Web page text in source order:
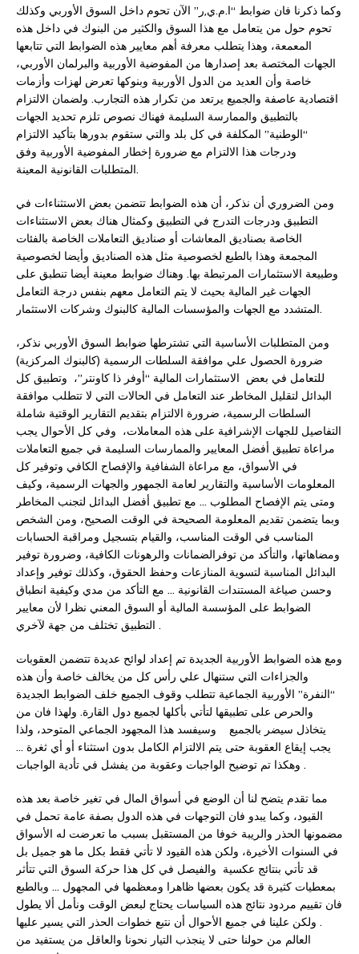
وكما ذكرنا فان ضوابط “ا.م.ي,ر” الآن تحوم داخل السوق الأوربي وكذلك
تحوم حول من يتعامل مع هذا السوق والكثير من البنوك في داخل هذه
المعمعة، وهذا يتطلب معرفة أهم معايير هذه الضوابط التي تتابعها
الجهات المختصة بعد إصدارها من المفوضية الأوربية والبرلمان الأوربي،
خاصة وأن العديد من الدول الأوربية وبنوكها تعرض لهزات وأزمات
اقتصادية عاصفة والجميع يرتعد من تكرار هذه التجارب. ولضمان الالتزام
بالتطبيق والممارسة السليمة فهناك نصوص تلزم تحديد الجهات
“الوطنية” المكلفة في كل بلد والتي ستقوم بدورها بتأكيد الالتزام
ودرجات هذا الالتزام مع ضرورة إخطار المفوضية الأوربية وفق
المتطلبات القانونية المعينة.
ومن الضروري أن نذكر، أن هذه الضوابط تتضمن بعض الاستثناءات في
التطبيق ودرجات التدرج في التطبيق وكمثال هناك بعض الاستثناءات
الخاصة بصناديق المعاشات أو صناديق التعاملات الخاصة بالفئات
المجمعة وهذا بالطبع لخصوصية مثل هذه الصناديق وأيضا لخصوصية
وطبيعة الاستثمارات المرتبطة بها. وهناك ضوابط معينة أيضا تنطبق على
الجهات غير المالية بحيث لا يتم التعامل معهم بنفس درجة التعامل
المتشدد مع الجهات والمؤسسات المالية كالبنوك وشركات الاستثمار.
ومن المتطلبات الأساسية التي تشترطها ضوابط السوق الأوربي نذكر،
ضرورة الحصول علي موافقة السلطات الرسمية (كالبنوك المركزية)
للتعامل في بعض الاستثمارات المالية “أوفر ذا كاونتر”، وتطبيق كل
البدائل لتقليل المخاطر عند التعامل في الحالات التي لا تتطلب موافقة
السلطات الرسمية، ضرورة الالتزام بتقديم التقارير الوقتية شاملة
التفاصيل للجهات الإشرافية على هذه المعاملات، وفي كل الأحوال يجب
مراعاة تطبيق أفضل المعايير والممارسات السليمة في جميع التعاملات
في الأسواق، مع مراعاة الشفافية والإفصاح الكافي وتوفير كل
المعلومات الأساسية والتقارير لعامة الجمهور والجهات الرسمية، وكيف
ومتى يتم الإفصاح المطلوب … مع تطبيق أفضل البدائل لتجنب المخاطر
وبما يتضمن تقديم المعلومة الصحيحة في الوقت الصحيح، ومن الشخص
المناسب في الوقت المناسب، والقيام بتسجيل ومراقبة الحسابات
ومضاهاتها، والتأكد من توفرالضمانات والرهونات الكافية، وضرورة توفير
البدائل المناسبة لتسوية المنازعات وحفظ الحقوق، وكذلك توفير وإعداد
وحسن صياغة المستندات القانونية … مع التأكد من مدي وكيفية انطباق
الضوابط على المؤسسة المالية أو السوق المعني نظرا لأن معايير
التطبيق تختلف من جهة لآخري .
ومع هذه الضوابط الأوربية الجديدة تم إعداد لوائح عديدة تتضمن العقوبات
والجزاءات التي ستنهال علي رأس كل من يخالف خاصة وأن هذه
“النفرة” الأوربية الجماعية تتطلب وقوف الجميع خلف الضوابط الجديدة
والحرص على تطبيقها لتأتي بأكلها لجميع دول القارة. ولهذا فان من
يتخاذل سيضر بالجميع وسيفسد هذا المجهود الجماعي المتوحد، ولذا
يجب إيقاع العقوبة حتى يتم الالتزام الكامل بدون استثناء أو أي ثغرة …
وهكذا تم توضيح الواجبات وعقوبة من يفشل في تأدية الواجبات .
مما تقدم يتضح لنا أن الوضع في أسواق المال في تغير خاصة بعد هذه
القيود، وكما يبدو فان التوجهات في هذه الدول بصفة عامة تحمل في
مضمونها الحذر والريبة خوفا من المستقبل بسبب ما تعرضت له الأسواق
في السنوات الأخيرة، ولكن هذه القيود لا تأتي فقط بكل ما هو جميل بل
قد تأتي بنتائج عكسية والفيصل في كل هذا حركة السوق التي تتأثر
بمعطيات كثيرة قد يكون بعضها ظاهرا ومعظمها في المجهول … وبالطبع
فان تقييم مردود نتائج هذه السياسات يحتاج لبعض الوقت ونأمل ألا يطول
. ولكن علينا في جميع الأحوال أن نتبع خطوات الحذر التي يسير عليها
العالم من حولنا حتى لا ينجذب التيار نحونا والعاقل من يستفيد من